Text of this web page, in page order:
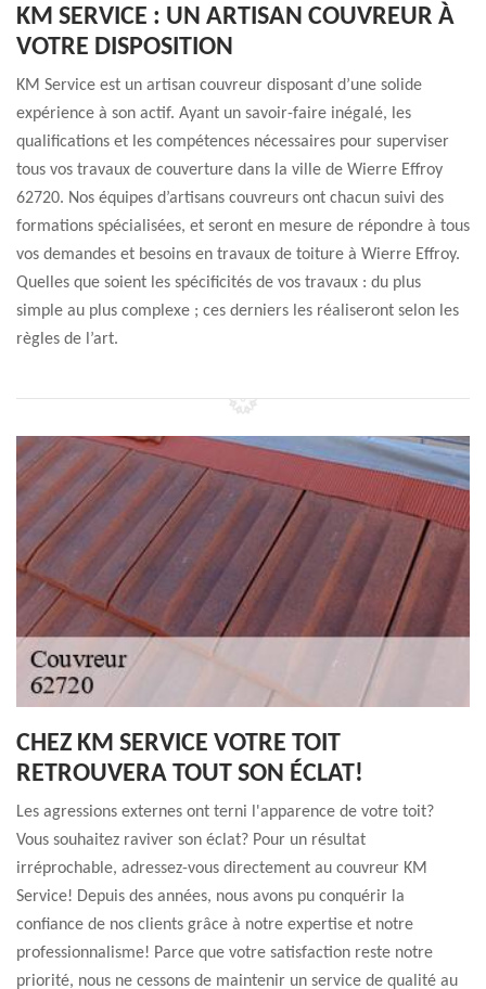
KM SERVICE : UN ARTISAN COUVREUR À
VOTRE DISPOSITION
KM Service est un artisan couvreur disposant d’une solide
expérience à son actif. Ayant un savoir-faire inégalé, les
qualifications et les compétences nécessaires pour superviser
tous vos travaux de couverture dans la ville de Wierre Effroy
62720. Nos équipes d’artisans couvreurs ont chacun suivi des
formations spécialisées, et seront en mesure de répondre à tous
vos demandes et besoins en travaux de toiture à Wierre Effroy.
Quelles que soient les spécificités de vos travaux : du plus
simple au plus complexe ; ces derniers les réaliseront selon les
règles de l’art.
CHEZ KM SERVICE VOTRE TOIT
RETROUVERA TOUT SON ÉCLAT!
Les agressions externes ont terni l'apparence de votre toit?
Vous souhaitez raviver son éclat? Pour un résultat
irréprochable, adressez-vous directement au couvreur KM
Service! Depuis des années, nous avons pu conquérir la
confiance de nos clients grâce à notre expertise et notre
professionnalisme! Parce que votre satisfaction reste notre
priorité, nous ne cessons de maintenir un service de qualité au